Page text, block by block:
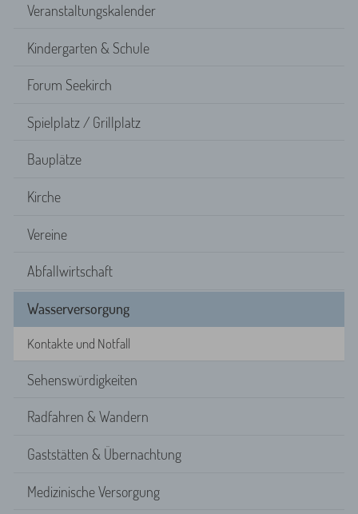
Veranstaltungskalender
Kindergarten & Schule
Forum Seekirch
Spielplatz / Grillplatz
Bauplätze
Kirche
Vereine
Abfallwirtschaft
Wasserversorgung
Kontakte und Notfall
Sehenswürdigkeiten
Radfahren & Wandern
Gaststätten & Übernachtung
Medizinische Versorgung